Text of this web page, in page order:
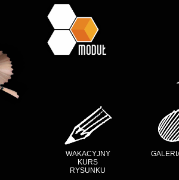
WAKACYJNY
KURS
RYSUNKU